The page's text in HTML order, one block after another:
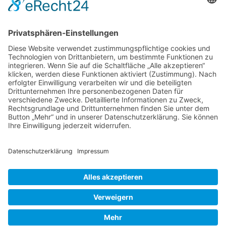
Impressum
Datenschutz
Datenverarbeitung durch soziale Netzwerke
Kontakt
Cookie-Einstellungen
Aktuelles und Themen
April 2026 -Frau Daniela Greh, unsere „Dani“ – im
Juni 2026 – Frau Astrid Mann kommt ins Team
2026 © Dr. med. Thomas Riegel - Design und Umsetzung: